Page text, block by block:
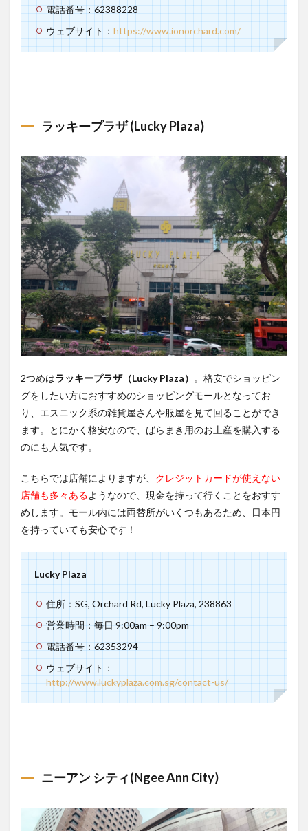
電話番号：62388228
ウェブサイト：https://www.ionorchard.com/
ラッキープラザ(Lucky Plaza)
2つめはラッキープラザ（Lucky Plaza） 。格安でショッピン
グをしたい方におすすめのショッピングモールとなってお
り、エスニック系の雑貨屋さんや服屋を見て回ることができ
ます。とにかく格安なので、ばらまき用のお土産を購入する
のにも人気です。
こちらでは店舗によりますが、 クレジットカードが使えない
店舗も多々あるようなので、現金を持って行くことをおすす
めします。モール内には両替所がいくつもあるため、日本円
を持っていても安心です！
Lucky Plaza
住所：SG, Orchard Rd, Lucky Plaza, 238863
営業時間：毎日 9:00am – 9:00pm
電話番号：62353294
ウェブサイト：
http://www.luckyplaza.com.sg/contact-us/
ニーアン シティ(Ngee Ann City)